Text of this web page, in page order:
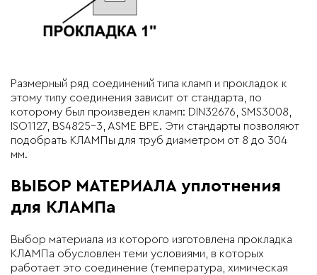
Размерный ряд соединений типа кламп и прокладок к
этому типу соединения зависит от стандарта, по
которому был произведен кламп: DIN32676, SMS3008,
ISO1127, BS4825-3, ASME BPE. Эти стандарты позволяют
подобрать КЛАМПы для труб диаметром от 8 до 304
мм.
ВЫБОР МАТЕРИАЛА уплотнения
для КЛАМПа
Выбор материала из которого изготовлена прокладка
КЛАМПа обусловлен теми условиями, в которых
работает это соединение (температура, химическая